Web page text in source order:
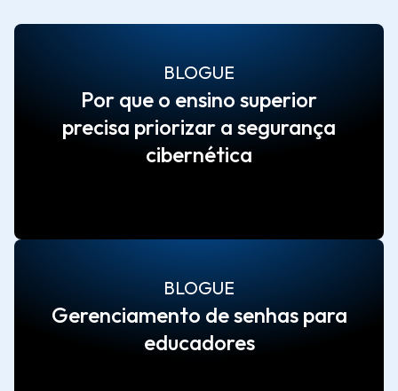
BLOGUE
Por que o ensino superior
precisa priorizar a segurança
cibernética
BLOGUE
Gerenciamento de senhas para
educadores